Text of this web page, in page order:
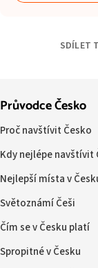
SDÍLET
Průvodce Česko
Proč navštívit Česko
Kdy nejlépe navštívit
Nejlepší místa v
Světoznámí Češi
Čím se v Česku platí
Spropitné v Česku